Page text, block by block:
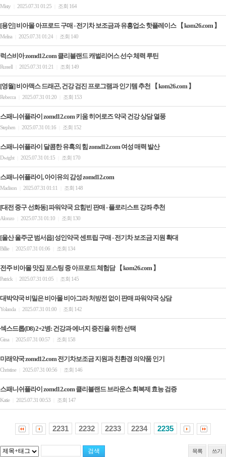
Misty 2025.07.31 01:25 조회 164
[용인] 비아몰 아프로드 구매 - 전기차 보조금과 유흥업소 핫플레이스 【 kom26.com 】
Melisa 2025.07.31 01:24 조회 140
럭스비아 zomd12.com 클리블랜드 캐벌리어스 선수 체력 루틴
Russell 2025.07.31 01:21 조회 149
[영월] 비아맥스 드래곤, 건강 검진 프로그램과 인기템 추천 【 kom26.com 】
Rebecca 2025.07.31 01:20 조회 153
스패니쉬플라이 zomd12.com 키움 히어로즈 약국 건강 상담 열풍
Stephen 2025.07.31 01:16 조회 152
스패니쉬플라이 달콤한 유혹의 힘 zomd12.com 여성 매력 발산
Dwight 2025.07.31 01:15 조회 170
스패니쉬플라이, 아이유의 감성 zomd12.com
Madison 2025.07.31 01:11 조회 148
[대전 중구 선화동] 파워약국 요힘빈 판매 - 플로리스트 강좌 추천
Alonzo 2025.07.31 01:10 조회 130
[울산 울주군 범서읍] 성인약국 센트립 구매 - 전기차 보조금 지원 확대
Billie 2025.07.31 01:06 조회 134
전주 비아몰 맛집 포스팅 중 아프로드 체험담 【 kom26.com 】
Patrick 2025.07.31 01:05 조회 145
대박약국 비밀은 비아몰 비아그라 처방전 없이 판매 파워약국 상담
Yolanda 2025.07.31 01:00 조회 142
섹스드롭(D8) 2+2병: 건강과 에너지 증진을 위한 선택
Gina 2025.07.31 00:57 조회 158
미래약국 zomd12.com 전기차보조금 지원과 친환경 의약품 인기
Christine 2025.07.31 00:56 조회 146
스패니쉬플라이 zomd12.com 클리블랜드 브라운스 회복제 효능 검증
Katie 2025.07.31 00:53 조회 147
2231 2232 2233 2234 2235
목록 쓰기